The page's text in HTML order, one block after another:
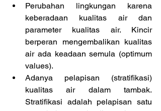
Perubahan lingkungan karena
keberadaan kualitas air dan
parameter kualitas air. Kincir
berperan mengembalikan kualitas
air ada keadaan semula (optimum
values).
Adanya pelapisan (stratifikasi)
kualitas air dalam tambak.
Stratifikasi adalah pelapisan satu